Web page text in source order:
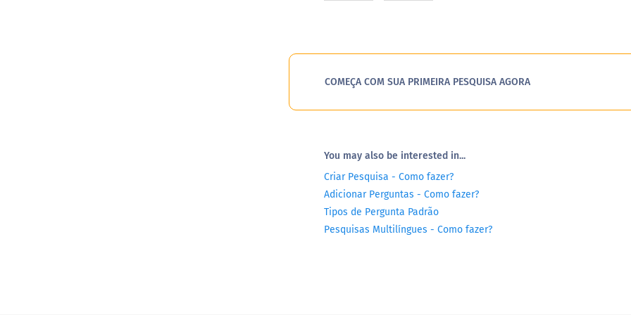
COMEÇA COM SUA PRIMEIRA PESQUISA AGORA
You may also be interested in...
Criar Pesquisa - Como fazer?
Adicionar Perguntas - Como fazer?
Tipos de Pergunta Padrão
Pesquisas Multilíngues - Como fazer?